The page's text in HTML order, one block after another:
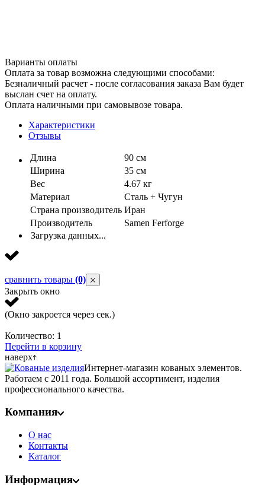
Варианты оплаты
Оплата за товар возможна следующими способами:
Безналичный расчет - после согласования заказа Вам будет
выслан счет на оплату.
Оплата наличными при самовывозе товара.
Характеристики
Отзывы
Длина
90 см
Ширина
35 см
Вес
4.67 кг
Материал
Сталь + Чугун
Страна производитель Иран
Производитель
Samen Ferforge
Загрузка данных...
сравнить товары (0)
Закрыть окно
(Окно закроется через сек.)
Количество: 1
Перейти в корзину
наверх
Интернет-магазин кованых элементов.
Работаем с 2011 года. Большой ассортимент, изделия
профессионального качества.
Компания
О нас
Контакты
Каталог
Информация